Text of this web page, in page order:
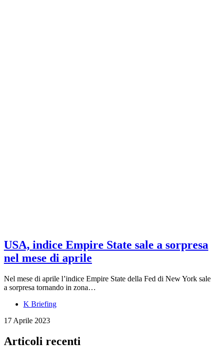
USA, indice Empire State sale a sorpresa
nel mese di aprile
Nel mese di aprile l’indice Empire State della Fed di New York sale
a sorpresa tornando in zona…
K Briefing
17 Aprile 2023
Articoli recenti